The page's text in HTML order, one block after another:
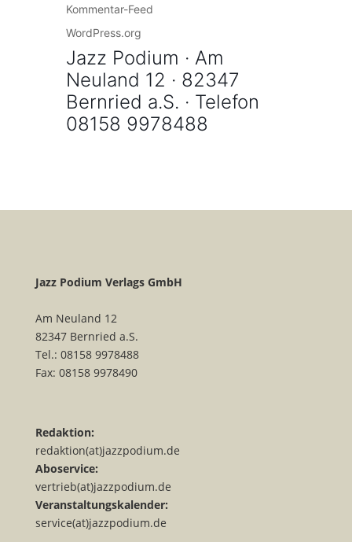
Kommentar-Feed
WordPress.org
Jazz Podium · Am
Neuland 12 · 82347
Bernried a.S. · Telefon
08158 9978488
Jazz Podium Verlags GmbH
Am Neuland 12
82347 Bernried a.S.
Tel.: 08158 9978488
Fax: 08158 9978490
Redaktion:
redaktion(at)jazzpodium.de
Aboservice:
vertrieb(at)jazzpodium.de
Veranstaltungskalender:
service(at)jazzpodium.de